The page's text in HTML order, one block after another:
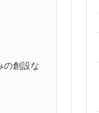
の創設な